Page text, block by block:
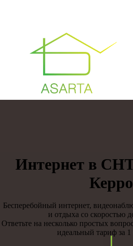
Интернет в
Керро
Бесперебойный интернет,
и отдыха со скоростью
Ответьте на несколько простых
идеальный тариф за 1